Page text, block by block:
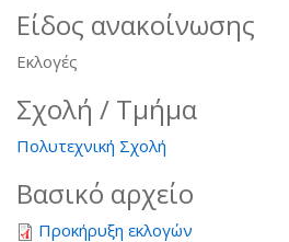
Είδος ανακοίνωσης
Εκλογές
Σχολή / Τμήμα
Πολυτεχνική Σχολή
Βασικό αρχείο
Προκήρυξη εκλογών